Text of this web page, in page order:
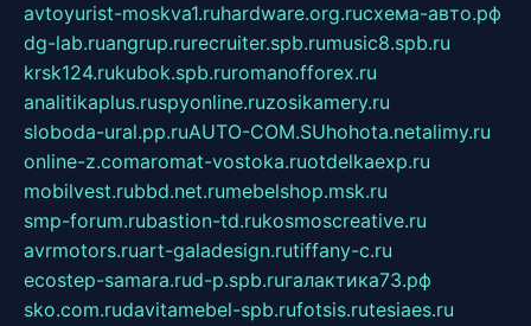
avtoyurist-moskva1.ruhardware.org.ruсхема-авто.рф
dg-lab.ruangrup.rurecruiter.spb.rumusic8.spb.ru
krsk124.rukubok.spb.ruromanofforex.ru
analitikaplus.ruspyonline.ruzosikamery.ru
sloboda-ural.pp.ruAUTO-COM.SUhohota.netalimy.ru
online-z.comaromat-vostoka.ruotdelkaexp.ru
mobilvest.rubbd.net.rumebelshop.msk.ru
smp-forum.rubastion-td.rukosmoscreative.ru
avrmotors.ruart-galadesign.rutiffany-c.ru
ecostep-samara.rud-p.spb.ruгалактика73.рф
sko.com.rudavitamebel-spb.rufotsis.rutesiaes.ru